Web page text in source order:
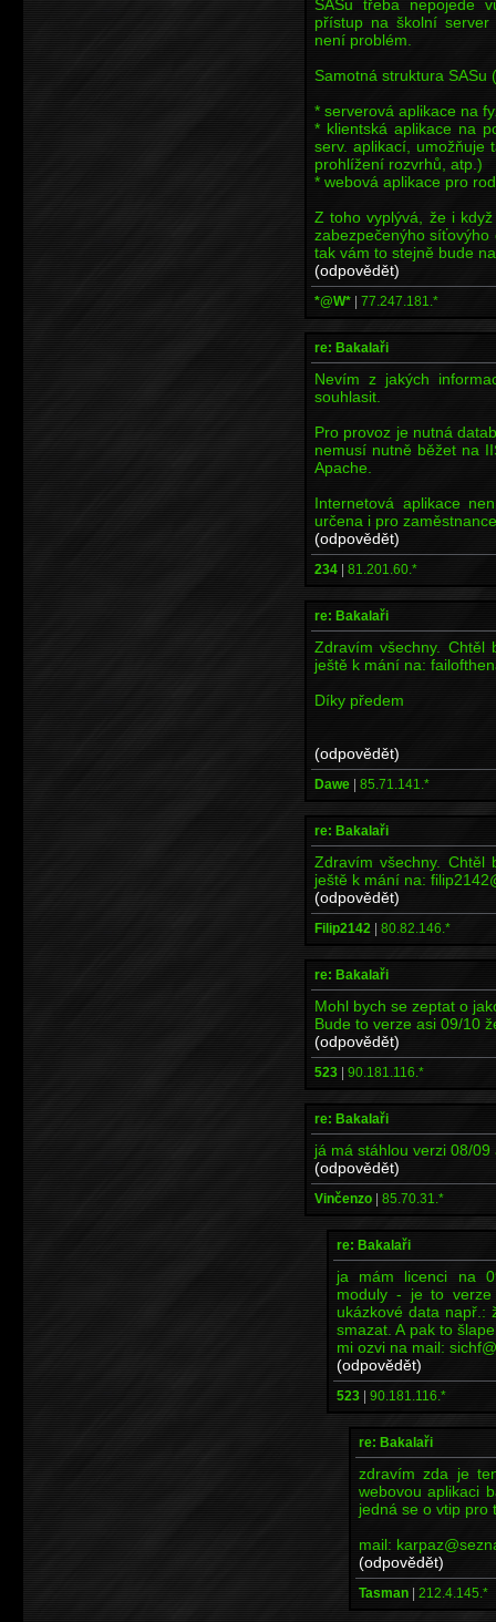
SASu třeba nepojede
přístup na školní
není problém.
Samotná struktura SASu
* serverová aplikace na
* klientská aplikace na
serv. aplikací, umožňuje
prohlížení rozvrhů, atp.)
* webová aplikace pro
Z toho vyplývá, že i
zabezpečenýho síťovýho
tak vám to stejně bude
(odpovědět)
*@W* | 77.247.181.*
re: Bakalaři
Nevím z jakých
souhlasit.
Pro provoz je nutná
nemusí nutně běžet na
Apache.
Internetová aplikace
určena i pro
(odpovědět)
234 | 81.201.60.*
re: Bakalaři
Zdravím všechny. Chtěl
ještě k mání na:
Díky předem
(odpovědět)
Dawe | 85.71.141.*
re: Bakalaři
Zdravím všechny. Chtěl
ještě k mání na:
(odpovědět)
Filip2142 | 80.82.146.*
re: Bakalaři
Mohl bych se zeptat o
Bude to verze asi 09/10
(odpovědět)
523 | 90.181.116.*
re: Bakalaři
já má stáhlou verzi 08/
(odpovědět)
Vinčenzo | 85.70.31.*
re: Bakalaři
ja mám licenci na
moduly - je to
ukázkové data např.:
smazat. A pak to
mi ozvi na mail:
(odpovědět)
523 | 90.181.116.*
re: Bakalaři
zdravím zda je
webovou aplikaci
jedná se o vtip pro
mail:
(odpovědět)
Tasman | 212.4.145.*